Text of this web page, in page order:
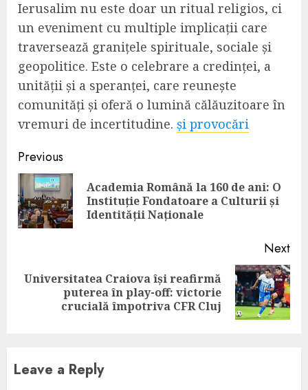
Ierusalim nu este doar un ritual religios, ci
un eveniment cu multiple implicații care
traversează granițele spirituale, sociale și
geopolitice. Este o celebrare a credinței, a
unității și a speranței, care reunește
comunități și oferă o lumină călăuzitoare în
vremuri de incertitudine. și provocări
Continue
Reading
Previous
Academia Română la 160 de ani: O
Instituție Fondatoare a Culturii și
Identității Naționale
Next
Next
Universitatea Craiova își reafirmă
puterea în play-off: victorie
crucială împotriva CFR Cluj
Leave a Reply